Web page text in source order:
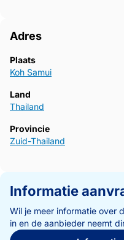
Adres
Plaats
Koh Samui
Land
Thailand
Provincie
Zuid-Thailand
Informatie
Wil je meer informatie over
in en de aanbieder neemt